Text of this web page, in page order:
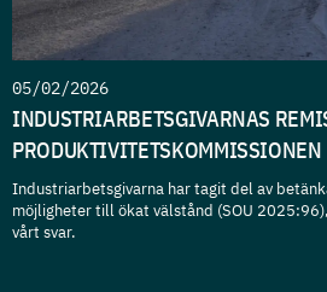
05/02/2026
INDUSTRIARBETSGIVARNAS
PRODUKTIVITETSKOMMISSIONEN
Industriarbetsgivarna har tagit del av
möjligheter till ökat välstånd (SOU
vårt svar.